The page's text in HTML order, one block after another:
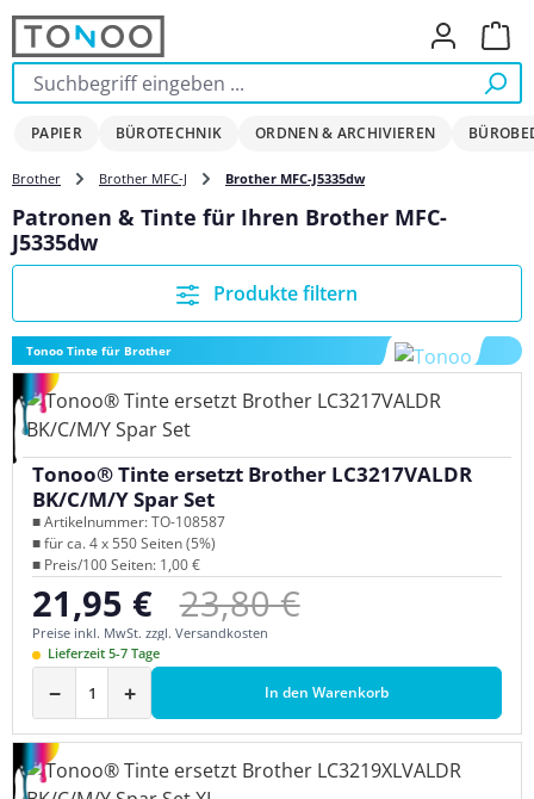
Zum Hauptinhalt springen
PAPIER BÜROTECHNIK ORDNEN & ARCHIVIEREN
Brother Brother MFC-J Brother MFC-J5335dw
Patronen & Tinte für Ihren Brother MFC-
J5335dw
Produkte filtern
Tonoo Tinte für Brother
Tonoo® Tinte ersetzt Brother LC3217VALDR
BK/C/M/Y Spar Set
■ Artikelnummer: TO-108587
■ für ca. 4 x 550 Seiten (5%)
■ Preis/100 Seiten: 1,00 €
Verkaufspreis:
21,95 € Regulärer Preis:
23,80 €
Preise inkl. MwSt. zzgl. Versandkosten
Lieferzeit 5-7 Tage
− + In den Warenkorb